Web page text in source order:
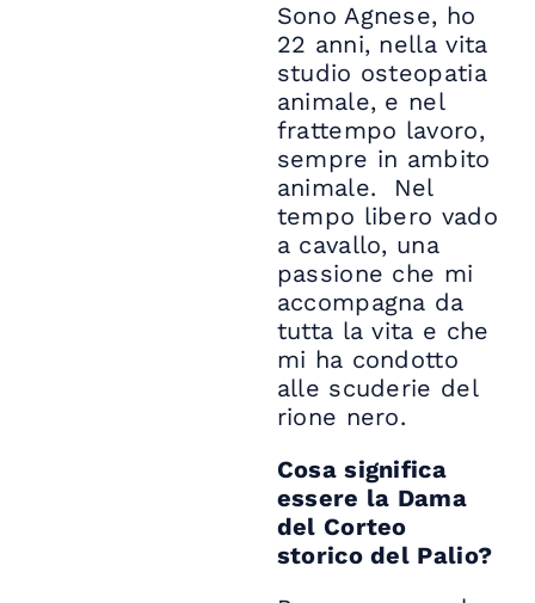
Sono Agnese, ho
22 anni, nella vita
studio osteopatia
animale, e nel
frattempo lavoro,
sempre in ambito
animale. Nel
tempo libero vado
a cavallo, una
passione che mi
accompagna da
tutta la vita e che
mi ha condotto
alle scuderie del
rione nero.
Cosa significa
essere la Dama
del Corteo
storico del Palio?